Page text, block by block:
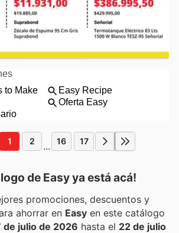
1 2 ... 16 17
de Easyya está acá!
promociones, descuentos y
para ahorrar en Easy en este catálogo
de julio de 2026 hasta el 22 de julio